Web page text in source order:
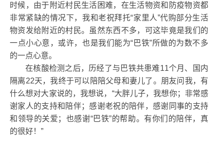
时候，由于附近村民生活困难，在生活物资和防疫物资都
非常紧缺的情况下，我和老祝拜托“家里人”代购部分生活
物资发给附近的村民。虽然东西不多，可这毕竟是我们的
一点小心意，或许，也是我们能为“巴铁”所做的为数不多
的一点心意。
在核酸检测之后，历经了与巴铁共患难11个月、国内
隔离22天，我终于可以陪陪父母和妻儿了。朋友问我，有
什么想对大家说的，我想说，“大胖儿子，我想你；非常感
谢家人的支持和陪伴；感谢老祝的陪伴，感谢同事的支持
和领导的关爱；也感谢“巴铁”的帮助。有你们的陪伴，真
的很好！”